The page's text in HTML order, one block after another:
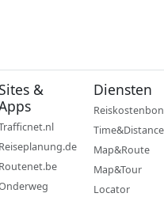
&
Reiseplanung.de
Routenet.be
Diensten
Reiskostenbon
Time&Distance
Map&Route
Map&Tour
Locator